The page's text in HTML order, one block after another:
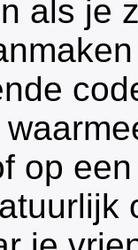
als je
op